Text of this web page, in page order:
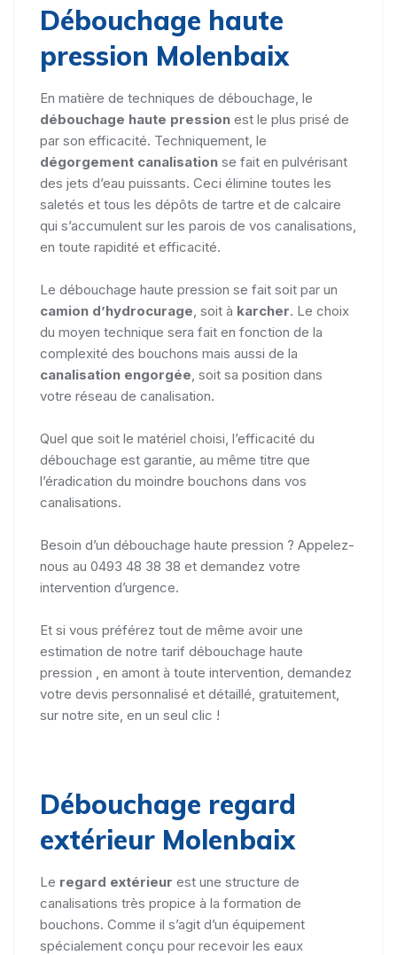
Débouchage haute
pression Molenbaix
En matière de techniques de débouchage, le
débouchage haute pression est le plus prisé de
par son efficacité. Techniquement, le
dégorgement canalisation se fait en pulvérisant
des jets d’eau puissants. Ceci élimine toutes les
saletés et tous les dépôts de tartre et de calcaire
qui s’accumulent sur les parois de vos canalisations,
en toute rapidité et efficacité.
Le débouchage haute pression se fait soit par un
camion d’hydrocurage , soit à karcher. Le choix
du moyen technique sera fait en fonction de la
complexité des bouchons mais aussi de la
canalisation engorgée , soit sa position dans
votre réseau de canalisation.
Quel que soit le matériel choisi, l’efficacité du
débouchage est garantie, au même titre que
l’éradication du moindre bouchons dans vos
canalisations.
Besoin d’un débouchage haute pression ? Appelez-
nous au 0493 48 38 38 et demandez votre
intervention d’urgence.
Et si vous préférez tout de même avoir une
estimation de notre tarif débouchage haute
pression , en amont à toute intervention, demandez
votre devis personnalisé et détaillé, gratuitement,
sur notre site, en un seul clic !
Débouchage regard
extérieur Molenbaix
Le regard extérieur est une structure de
canalisations très propice à la formation de
bouchons. Comme il s’agit d’un équipement
spécialement conçu pour recevoir les eaux